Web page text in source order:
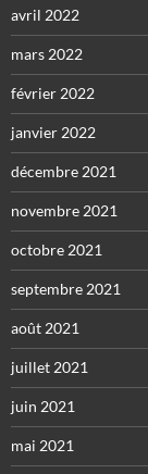
avril 2022
mars 2022
février 2022
janvier 2022
décembre 2021
novembre 2021
octobre 2021
septembre 2021
août 2021
juillet 2021
juin 2021
mai 2021